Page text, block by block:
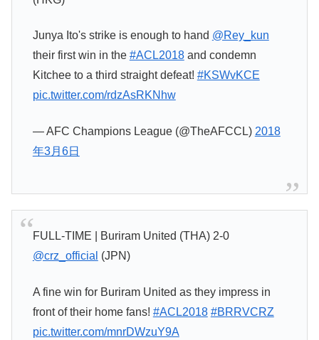
Junya Ito's strike is enough to hand @Rey_kun
their first win in the #ACL2018and condemn
Kitchee to a third straight defeat! #KSWvKCE
pic.twitter.com/rdzAsRKNhw
— AFC Champions League (@TheAFCCL) 2018
年3月6日
FULL-TIME | Buriram United (THA) 2-0
@crz_official (JPN)
A fine win for Buriram United as they impress in
front of their home fans! #ACL2018 #BRRVCRZ
pic.twitter.com/mnrDWzuY9A